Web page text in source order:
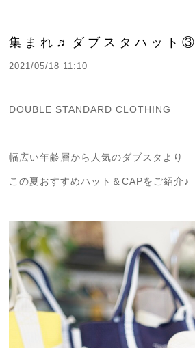
集まれ♬ダブスタハット③
2021/05/18 11:10
DOUBLE STANDARD CLOTHING
幅広い年齢層から人気のダブスタより
この夏おすすめハット＆CAPをご紹介♪